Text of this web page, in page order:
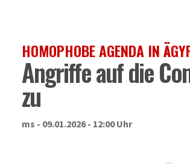
HOMOPHOBE AGENDA IN
Angriffe auf die
zu
ms - 09.01.2026 - 12:00 Uhr